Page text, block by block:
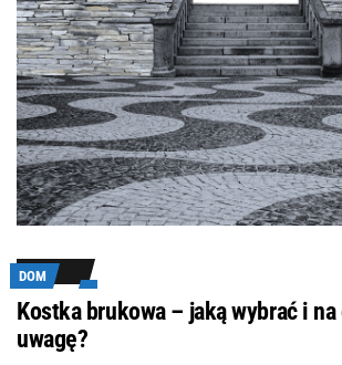
DOM
Kostka brukowa – jaką wybrać i
uwagę?